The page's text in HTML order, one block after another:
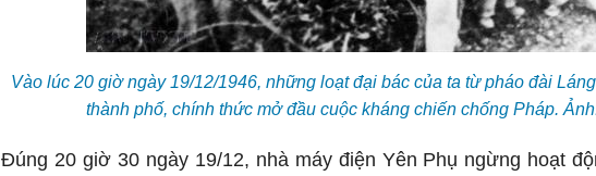
Vào lúc 20 giờ ngày 19/12/1946, những loạt đại bác của ta từ pháo đài
thành phố, chính thức mở đầu cuộc kháng chiến chống Pháp.
Đúng 20 giờ 30 ngày 19/12, nhà máy điện Yên Phụ ngừng hoạt